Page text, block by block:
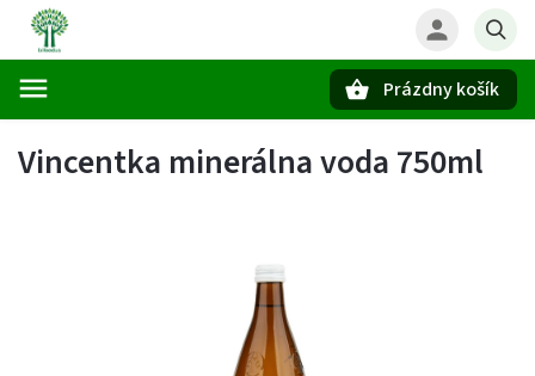
Prázdny košík
Vincentka minerálna voda 750ml